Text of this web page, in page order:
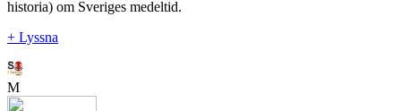
historia) om Sveriges medeltid.
+ Lyssna
M